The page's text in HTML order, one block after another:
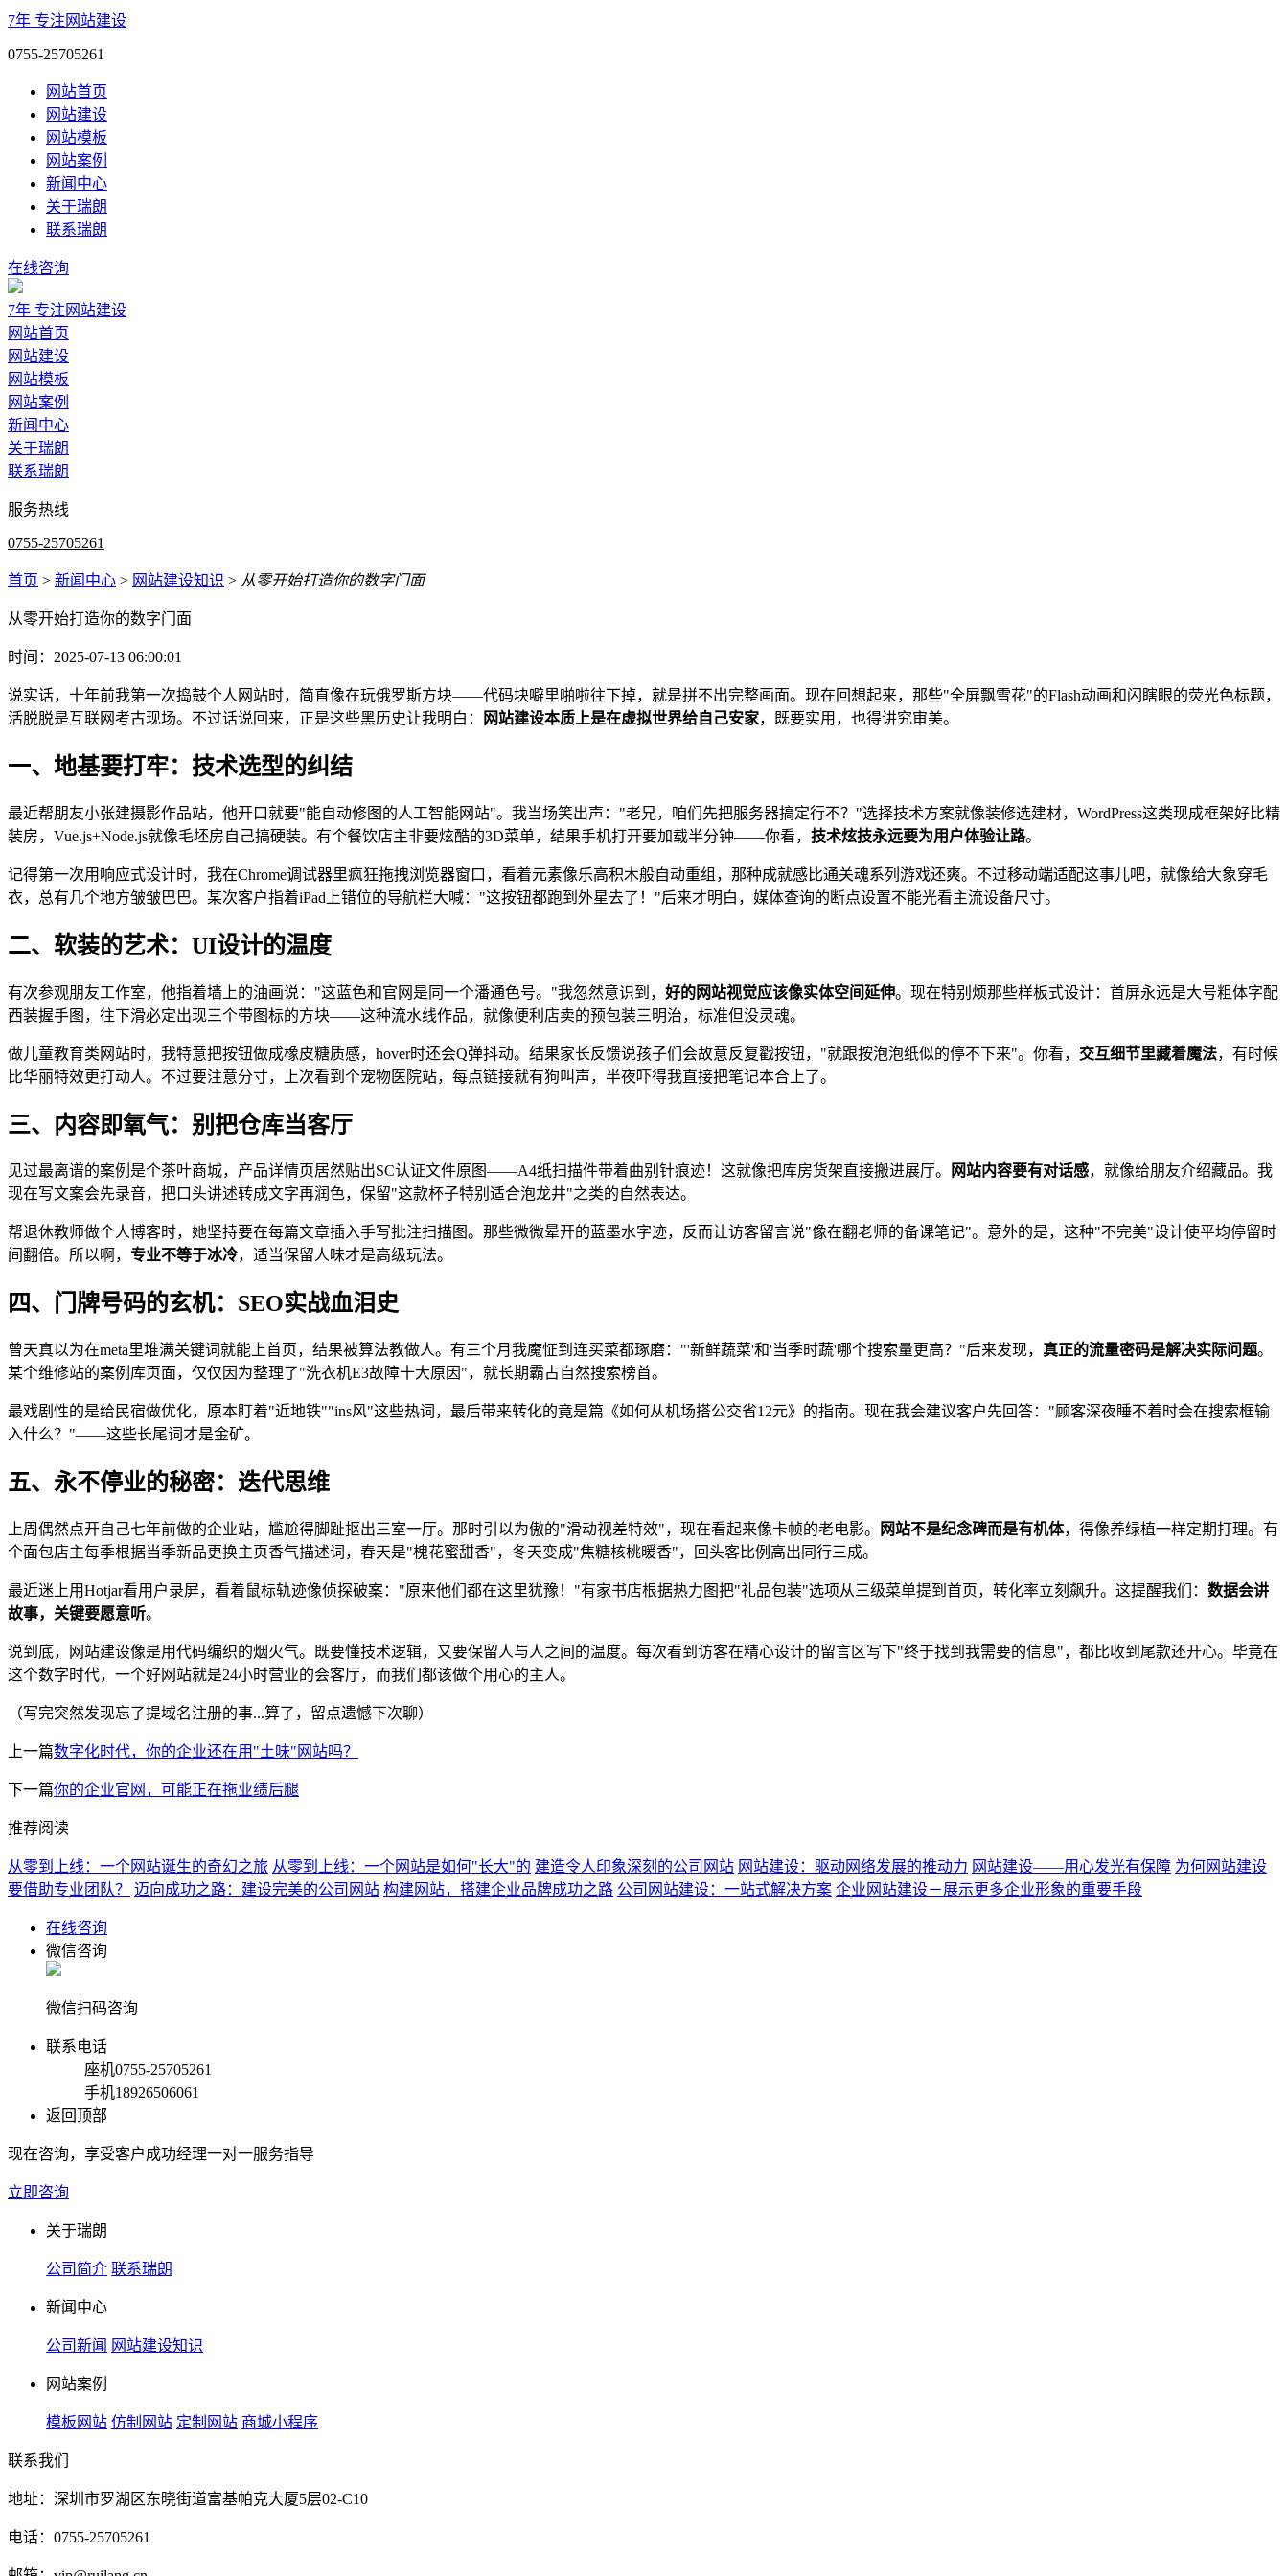
7年 专注网站建设
0755-25705261
网站首页
网站建设
网站模板
网站案例
新闻中心
关于瑞朗
联系瑞朗
在线咨询
7年 专注网站建设
网站首页
网站建设
网站模板
网站案例
新闻中心
关于瑞朗
联系瑞朗
服务热线
0755-25705261
首页 > 新闻中心 > 网站建设知识 > 从零开始打造你的数字门面
从零开始打造你的数字门面
时间：2025-07-13 06:00:01
说实话，十年前我第一次捣鼓个人网站时，简直像在玩俄罗斯方块——代码块噼里啪啦往下掉，就是拼不出完整画面。现在回想起来，那些"全屏飘雪花"的Flash动画和闪瞎眼的荧光色标题，
活脱脱是互联网考古现场。不过话说回来，正是这些黑历史让我明白：
网站建设本质上是在虚拟世界给自己安家，既要实用，也得讲究审美。
一、地基要打牢：技术选型的纠结
最近帮朋友小张建摄影作品站，他开口就要"能自动修图的人工智能网站"。我当场笑出声："老兄，咱们先把服务器搞定行不？"选择技术方案就像装修选建材，WordPress这类现成框架好比精
装房，Vue.js+Node.js就像毛坯房自己搞硬装。有个餐饮店主非要炫酷的3D菜单，结果手机打开要加载半分钟——你看， 技术炫技永远要为用户体验让路。
记得第一次用响应式设计时，我在Chrome调试器里疯狂拖拽浏览器窗口，看着元素像乐高积木般自动重组，那种成就感比通关魂系列游戏还爽。不过移动端适配这事儿吧，就像给大象穿毛
衣，总有几个地方皱皱巴巴。某次客户指着iPad上错位的导航栏大喊："这按钮都跑到外星去了！"后来才明白，媒体查询的断点设置不能光看主流设备尺寸。
二、软装的艺术：UI设计的温度
有次参观朋友工作室，他指着墙上的油画说："这蓝色和官网是同一个潘通色号。"我忽然意识到， 好的网站视觉应该像实体空间延伸。现在特别烦那些样板式设计：首屏永远是大号粗体字配
西装握手图，往下滑必定出现三个带图标的方块——这种流水线作品，就像便利店卖的预包装三明治，标准但没灵魂。
做儿童教育类网站时，我特意把按钮做成橡皮糖质感，hover时还会Q弹抖动。结果家长反馈说孩子们会故意反复戳按钮，"就跟按泡泡纸似的停不下来"。你看， 交互细节里藏着魔法，有时候
比华丽特效更打动人。不过要注意分寸，上次看到个宠物医院站，每点链接就有狗叫声，半夜吓得我直接把笔记本合上了。
三、内容即氧气：别把仓库当客厅
见过最离谱的案例是个茶叶商城，产品详情页居然贴出SC认证文件原图——A4纸扫描件带着曲别针痕迹！这就像把库房货架直接搬进展厅。 网站内容要有对话感，就像给朋友介绍藏品。我
现在写文案会先录音，把口头讲述转成文字再润色，保留"这款杯子特别适合泡龙井"之类的自然表达。
帮退休教师做个人博客时，她坚持要在每篇文章插入手写批注扫描图。那些微微晕开的蓝墨水字迹，反而让访客留言说"像在翻老师的备课笔记"。意外的是，这种"不完美"设计使平均停留时
间翻倍。所以啊， 专业不等于冰冷，适当保留人味才是高级玩法。
四、门牌号码的玄机：SEO实战血泪史
曾天真以为在meta里堆满关键词就能上首页，结果被算法教做人。有三个月我魔怔到连买菜都琢磨："'新鲜蔬菜'和'当季时蔬'哪个搜索量更高？"后来发现， 真正的流量密码是解决实际问题。
某个维修站的案例库页面，仅仅因为整理了"洗衣机E3故障十大原因"，就长期霸占自然搜索榜首。
最戏剧性的是给民宿做优化，原本盯着"近地铁""ins风"这些热词，最后带来转化的竟是篇《如何从机场搭公交省12元》的指南。现在我会建议客户先回答："顾客深夜睡不着时会在搜索框输
入什么？"——这些长尾词才是金矿。
五、永不停业的秘密：迭代思维
上周偶然点开自己七年前做的企业站，尴尬得脚趾抠出三室一厅。那时引以为傲的"滑动视差特效"，现在看起来像卡帧的老电影。 网站不是纪念碑而是有机体，得像养绿植一样定期打理。有
个面包店主每季根据当季新品更换主页香气描述词，春天是"槐花蜜甜香"，冬天变成"焦糖核桃暖香"，回头客比例高出同行三成。
最近迷上用Hotjar看用户录屏，看着鼠标轨迹像侦探破案："原来他们都在这里犹豫！"有家书店根据热力图把"礼品包装"选项从三级菜单提到首页，转化率立刻飙升。这提醒我们： 数据会讲
故事，关键要愿意听。
说到底，网站建设像是用代码编织的烟火气。既要懂技术逻辑，又要保留人与人之间的温度。每次看到访客在精心设计的留言区写下"终于找到我需要的信息"，都比收到尾款还开心。毕竟在
这个数字时代，一个好网站就是24小时营业的会客厅，而我们都该做个用心的主人。
（写完突然发现忘了提域名注册的事...算了，留点遗憾下次聊）
上一篇数字化时代，你的企业还在用"土味"网站吗？
下一篇你的企业官网，可能正在拖业绩后腿
推荐阅读
从零到上线：一个网站诞生的奇幻之旅 从零到上线：一个网站是如何"长大"的 建造令人印象深刻的公司网站 网站建设：驱动网络发展的推动力 网站建设——用心发光有保障 为何网站建设
要借助专业团队？
迈向成功之路：建设完美的公司网站 构建网站，搭建企业品牌成功之路 公司网站建设：一站式解决方案 企业网站建设－展示更多企业形象的重要手段
在线咨询
微信咨询
微信扫码咨询
联系电话
座机0755-25705261
手机18926506061
返回顶部
现在咨询，享受客户成功经理一对一服务指导
立即咨询
关于瑞朗
公司简介 联系瑞朗
新闻中心
公司新闻 网站建设知识
网站案例
模板网站 仿制网站 定制网站 商城小程序
联系我们
地址：深圳市罗湖区东晓街道富基帕克大厦5层02-C10
电话：0755-25705261